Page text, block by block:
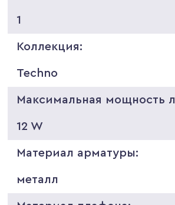
1
Коллекция:
Techno
Максимальная мощность
12 W
Материал арматуры:
металл